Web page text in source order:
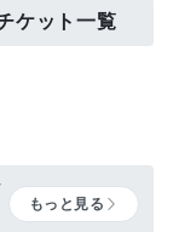
ケット一覧
もっと見る